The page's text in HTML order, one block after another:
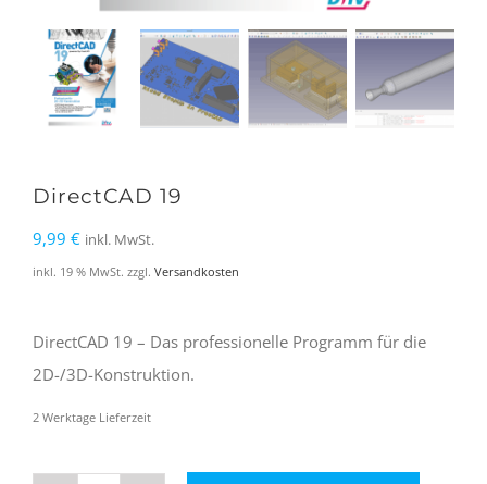
DirectCAD 19
9,99 € inkl. MwSt.
inkl. 19 % MwSt. zzgl. Versandkosten
DirectCAD 19 – Das professionelle Programm für die
2D-/3D-Konstruktion.
2 Werktage Lieferzeit